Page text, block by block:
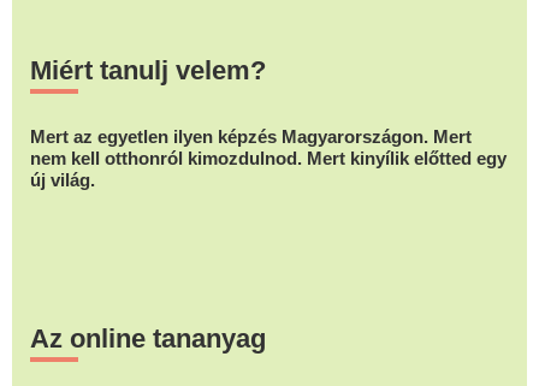
Miért tanulj velem?
Mert az egyetlen ilyen képzés Magyarországon. Mert
nem kell otthonról kimozdulnod. Mert kinyílik előtted egy
új világ.
Az online tananyag